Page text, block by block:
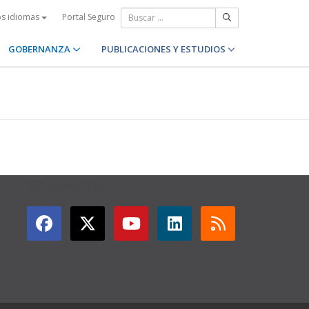
idiomas Portal Seguro
GOBERNANZA PUBLICACIONES Y ESTUDIOS